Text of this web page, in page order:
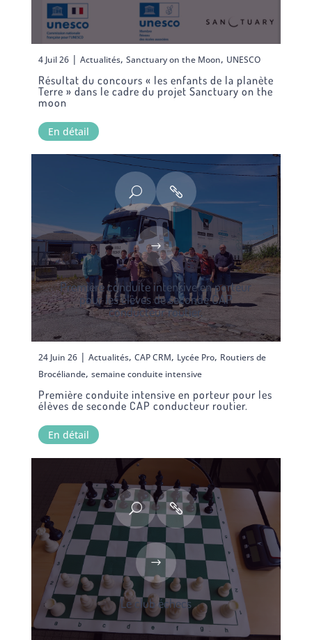
4 Juil 26| Actualités, Sanctuary on the Moon, UNESCO
Résultat du concours « les enfants de la planète
Terre » dans le cadre du projet Sanctuary on the
moon
En détail
Première conduite intensive en porteur
pour les élèves de seconde CAP
conducteur routier.
24 Juin 26| Actualités, CAP CRM, Lycée Pro, Routiers de
Brocéliande, semaine conduite intensive
Première conduite intensive en porteur pour les
élèves de seconde CAP conducteur routier.
En détail
Le club échecs